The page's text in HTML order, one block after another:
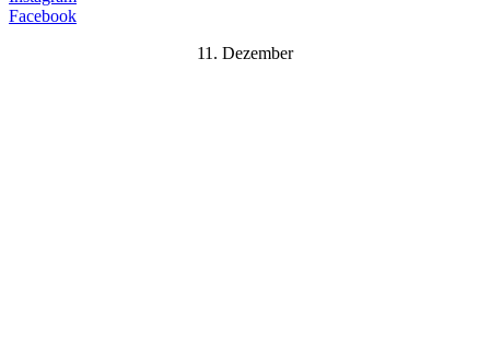
Facebook
11. Dezember